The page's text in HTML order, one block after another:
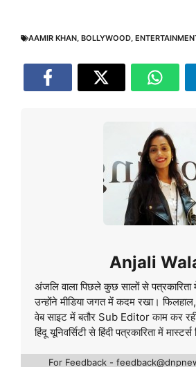
AAMIR KHAN, BOLLYWOOD,
Anjali
अंजलि वाला पिछले कुछ सालों से
उन्होंने मीडिया जगत में कदम रखा।
वेब साइट में बतौर Sub Editor काम कर
हिंदू यूनिवर्सिटी से हिंदी पत्रकारिता में
For Feedback -